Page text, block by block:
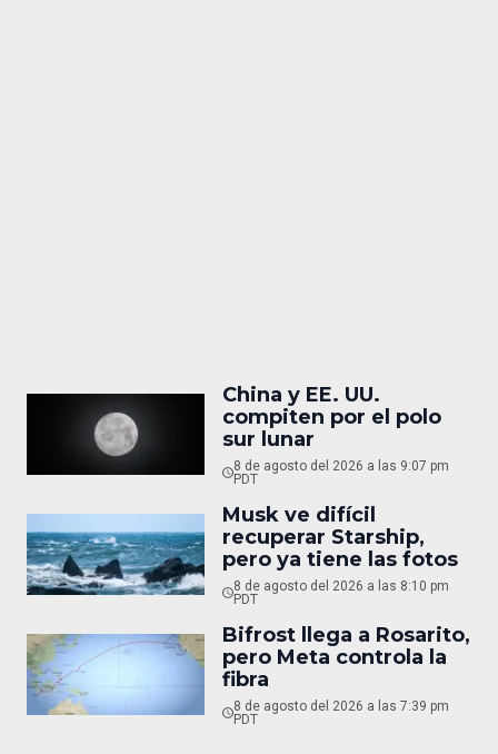
China y EE. UU.
compiten por el polo
sur lunar
8 de agosto del 2026 a las 9:07 pm
PDT
Musk ve difícil
recuperar Starship,
pero ya tiene las fotos
8 de agosto del 2026 a las 8:10 pm
PDT
Bifrost llega a Rosarito,
pero Meta controla la
fibra
8 de agosto del 2026 a las 7:39 pm
PDT